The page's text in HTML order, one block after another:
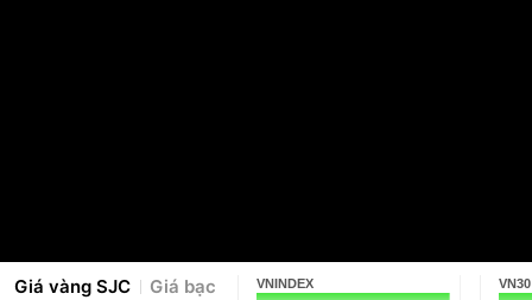
Giá vàng SJC Giá bạc VNINDEX VN30